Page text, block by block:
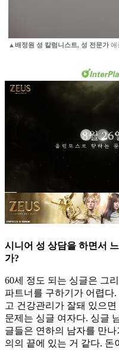
▲ 배정원 성 칼럼니스트, 성 전문가 애
시니어 성 상담을 하면서
가?
60세 정도 되는 싱글은 그
파트너를 구하기가 어렵다
고 건강관리가 잘돼 있으
문제는 싱글 여자다. 싱글
글들은 연하의 남자를 만
의의 끝에 있는 거 같다. 돈